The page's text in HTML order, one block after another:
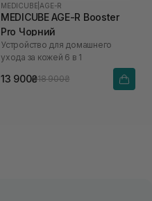
MEDICUBE AGE-R
MEDICUBE AGE-R Booster
Pro Чорний
Устройство для домашнего
ухода за кожей 6 в 1
13 900₴18 900₴